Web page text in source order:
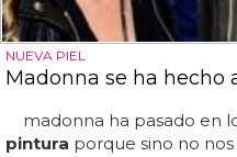
NUEVA PIEL
Madonna se ha hecho
madonna ha pasado en
pintura porque sino no